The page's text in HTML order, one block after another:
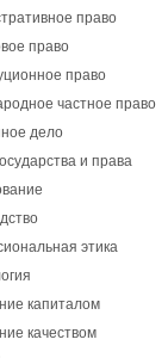
право
право
право
частное право
дело
и права
этика
капиталом
качеством